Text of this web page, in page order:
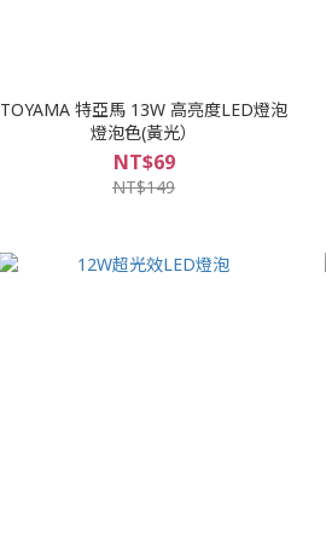
TOYAMA 特亞馬 13W 高亮度LED燈泡
燈泡色(黃光）
NT$69
NT$149